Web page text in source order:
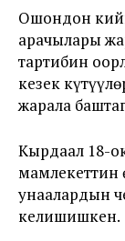
Ошондон
арачылары
тартибин
кезек
жарала
Кырдаал 18-
унаалардын
келишишкен.